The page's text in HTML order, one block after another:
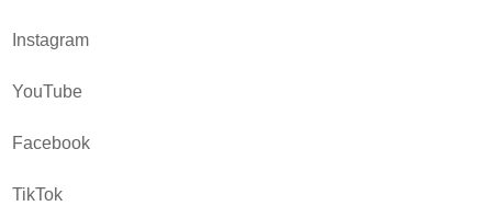
Instagram
YouTube
Facebook
TikTok